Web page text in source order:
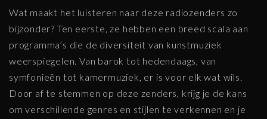
Wat maakt het luisteren naar deze radiozenders zo
bijzonder? Ten eerste, ze hebben een breed scala aan
programma’s die de diversiteit van kunstmuziek
weerspiegelen. Van barok tot hedendaags, van
symfonieën tot kamermuziek, er is voor elk wat wils.
Door af te stemmen op deze zenders, krijg je de kans
om verschillende genres en stijlen te verkennen en je